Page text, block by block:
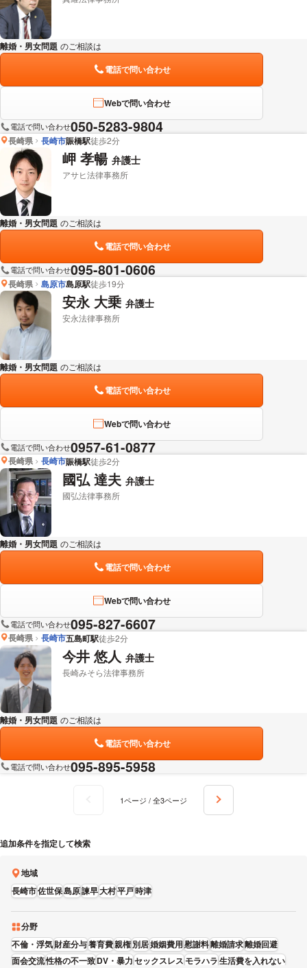
離婚・男女問題 のご相談は
電話で問い合わせ
Webで問い合わせ
電話で問い合わせ050-5283-9804
長崎県 長崎市賑橋駅徒歩2分
岬 孝暢 弁護士
アサヒ法律事務所
離婚・男女問題 のご相談は
電話で問い合わせ
電話で問い合わせ095-801-0606
長崎県 島原市島原駅徒歩19分
安永 大乗 弁護士
安永法律事務所
離婚・男女問題 のご相談は
電話で問い合わせ
Webで問い合わせ
電話で問い合わせ0957-61-0877
長崎県 長崎市賑橋駅徒歩2分
國弘 達夫 弁護士
國弘法律事務所
離婚・男女問題 のご相談は
電話で問い合わせ
Webで問い合わせ
電話で問い合わせ095-827-6607
長崎県 長崎市五島町駅徒歩2分
今井 悠人 弁護士
長崎みそら法律事務所
離婚・男女問題 のご相談は
電話で問い合わせ
電話で問い合わせ095-895-5958
1ページ / 全3ページ
追加条件を指定して検索
地域
長崎市佐世保島原諫早大村平戸時津
分野
不倫・浮気財産分与養育費親権別居婚姻費用慰謝料離婚請求離婚回避
面会交流性格の不一致DV・暴力セックスレス モラハラ生活費を入れない